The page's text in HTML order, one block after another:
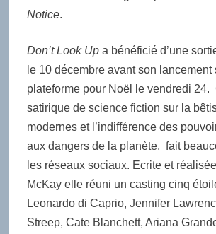
Notice.
Don’t Look Upa bénéficié d’une
le 10 décembre avant son lancement
plateforme pour Noël le vendredi 24.
satirique de science fiction sur la
modernes et l’indifférence des
aux dangers de la planète, fait
les réseaux sociaux. Ecrite et
McKay elle réuni un casting cinq
Leonardo di Caprio, Jennifer
Streep, Cate Blanchett, Ariana